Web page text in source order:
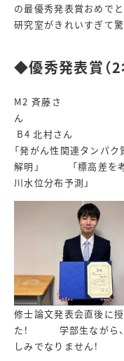
の最優秀発表賞おめでと
研究室がきれいすぎて驚
◆優秀発表賞（2
M2 斉藤さ
B4 北村さん
「発がん性関連タンパ
解明」 「標高差を考
川水位分布予測」
修士論文発表会直後に
た！ 学部生ながら、
しみでなりません！